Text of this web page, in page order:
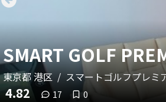
SMART GOLF
東京都港区 / スマートゴルフプレミ
4.82 17 0